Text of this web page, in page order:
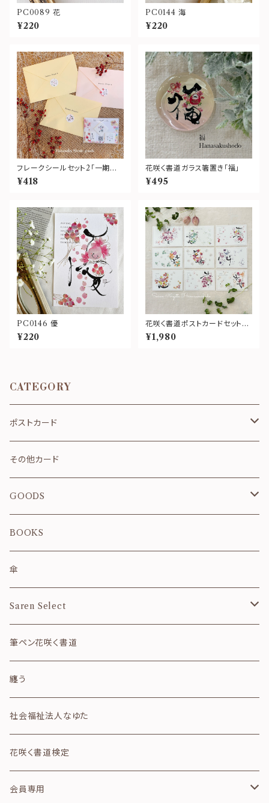
PC0089 花
¥220
PC0144 海
¥220
フレークシールセット2「一期一
会・こころばかり・ありがとうご
ざいます」
¥418
花咲く書道ガラス箸置き「福」
¥495
PC0146 優
¥220
花咲く書道ポストカードセット〜
Birdシリーズセット〜
¥1,980
CATEGORY
ポストカード
お祝い・お礼
春
夏
秋
冬
和風月名
干支
四字熟語
詩のカード
想いのカード
その他カード
GOODS
雑貨のセット
カレンダー
御朱印帳
ご祝儀袋
便箋・封筒
クリアファイル
ガラス箸置き
テープ・シール
BOOKS
傘
Saren Select
フレーム
その他
筆ペン花咲く書道
纏う
社会福祉法人なゆた
花咲く書道検定
会員専用